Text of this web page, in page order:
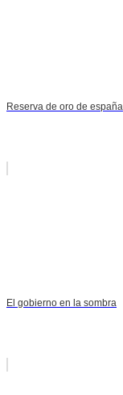
Reserva de oro de españa
El gobierno en la sombra